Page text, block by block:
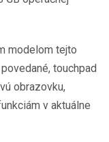
modelom tejto
touchpad
obrazovku,
v aktuálne